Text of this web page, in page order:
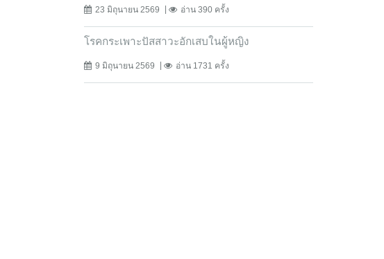
23 มิถุนายน 2569 อ่าน 390 ครั้ง
โรคกระเพาะปัสสาวะอักเสบในผู้หญิง
9 มิถุนายน 2569 อ่าน 1731 ครั้ง